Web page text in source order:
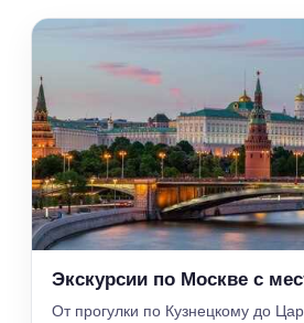
Экскурсии по Москве с
От прогулки по Кузнецкому до